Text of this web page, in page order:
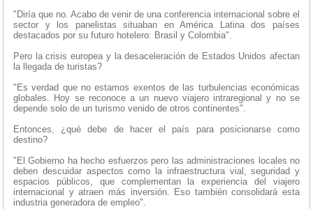
"Diría que no. Acabo de venir de una conferencia internacional sobre el
sector y los panelistas situaban en América Latina dos países
destacados por su futuro hotelero: Brasil y Colombia".
Pero la crisis europea y la desaceleración de Estados Unidos afectan
la llegada de turistas?
"Es verdad que no estamos exentos de las turbulencias económicas
globales. Hoy se reconoce a un nuevo viajero intraregional y no se
depende solo de un turismo venido de otros continentes".
Entonces, ¿qué debe de hacer el país para posicionarse como
destino?
"El Gobierno ha hecho esfuerzos pero las administraciones locales no
deben descuidar aspectos como la infraestructura vial, seguridad y
espacios públicos, que complementan la experiencia del viajero
internacional y atraen más inversión. Eso también consolidará esta
industria generadora de empleo".